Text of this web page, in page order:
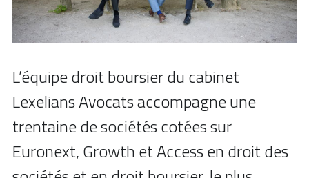
+33 1 77 32 65 86
Contact
L’équipe droit boursier du cabinet
Lexelians Avocats accompagne une
trentaine de sociétés cotées sur
Euronext, Growth et Access en droit des